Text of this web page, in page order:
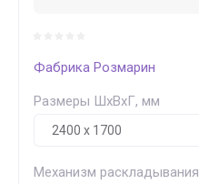
Фабрика Розмарин
Размеры ШхВхГ, мм
Механизм раскладывания